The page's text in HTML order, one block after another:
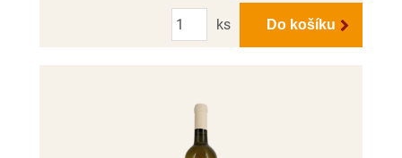
Počet
ks
Do košíku